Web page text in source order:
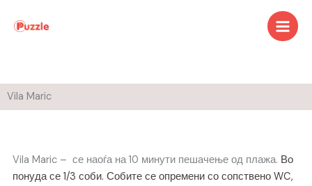
Vila Maric
Vila Maric – се наоѓа на 10 минути пешачење од плажа. Во
понуда се 1/3 соби. Собите се опремени со сопствено WC,